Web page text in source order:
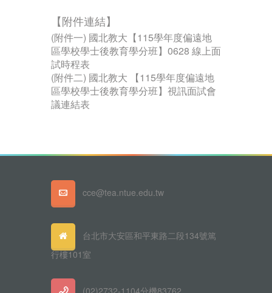
【附件連結】
(附件一) 國北教大【115學年度偏遠地
區學校學士後教育學分班】0628 線上面
試時程表
(附件二) 國北教大 【115學年度偏遠地
區學校學士後教育學分班】視訊面試會
議連結表
cce@tea.ntue.edu.tw
台北市大安區和平東路二段134號篤
行樓101室
(02)2732-1104分機83762、